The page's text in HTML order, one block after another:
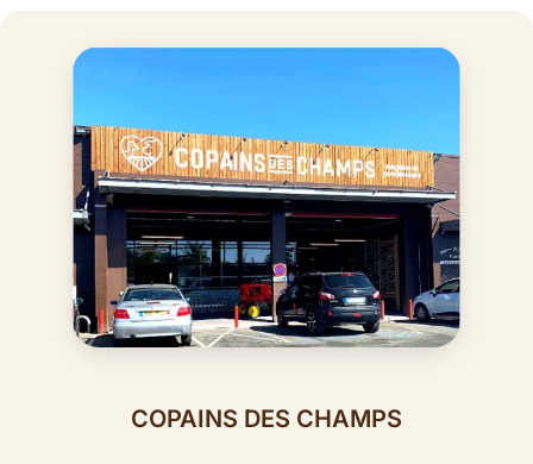
COPAINS DES CHAMPS